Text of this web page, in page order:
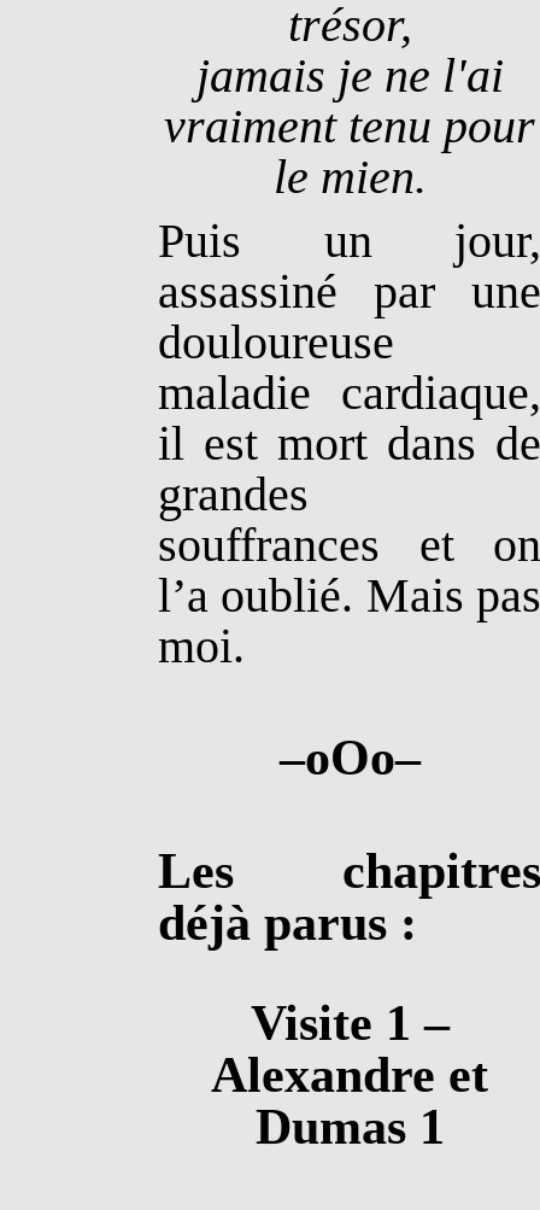
trésor,
jamais je ne l'ai
vraiment tenu pour
le mien.
Puis un
assassiné par
douloureuse
maladie
il est mort dans
grandes
souffrances et
l’a oublié. Mais
moi.
–oOo–
Les
déjà parus :
Visite 1 –
Alexandre et
Dumas 1